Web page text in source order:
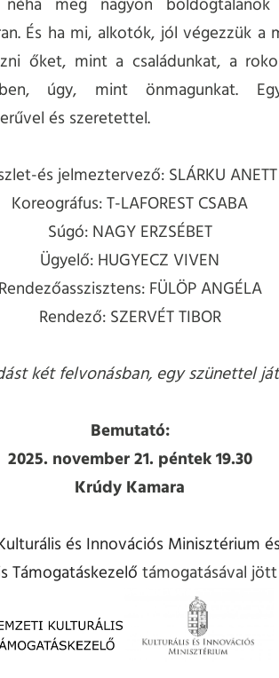
meg nagyon boldogtalanok
És ha mi, alkotók, jól végezzük a
őket, mint a családunkat, a
úgy, mint önmagunkat.
és szeretettel.
és jelmeztervező: SLÁRKU ANETT
Koreográfus: T-LAFOREST CSABA
Súgó: NAGY ERZSÉBET
Ügyelő: HUGYECZ VIVEN
Rendezőasszisztens: FÜLÖP ANGÉLA
Rendező: SZERVÉT TIBOR
két felvonásban, egy szünettel
Bemutató:
2025. november 21. péntek 19.30
Krúdy Kamara
és Innovációs Minisztérium
Támogatáskezelőtámogatásával